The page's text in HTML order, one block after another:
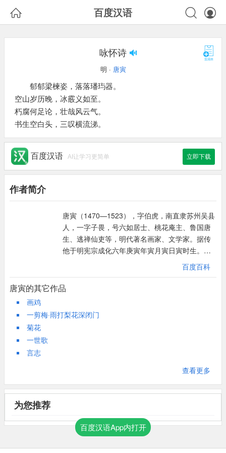
 百度汉语 

咏怀诗
明 · 唐寅
郁郁梁楝姿，落落璠玙器。
空山岁历晚，冰霰义如至。
朽腐何足论，壮哉风云气。
书生空白头，三叹横流涕。
百度汉语 AI让学习更简单 立即下载
作者简介
唐寅（1470—1523），字伯虎，南直隶苏州吴县
人，一字子畏，号六如居士、桃花庵主、鲁国唐
生、逃禅仙吏等，明代著名画家、文学家。据传
他于明宪宗成化六年庚寅年寅月寅日寅时生。唐
伯虎玩世不恭而又才气横溢，诗文擅名，与祝允
明、文征明、徐祯卿并称“江南四大才子（吴门四
才子）”，画名更著，与沈周、文征明、仇英并
百度百科
唐寅的其它作品
画鸡
一剪梅·雨打梨花深闭门
菊花
一世歌
言志
查看更多
为您推荐
百度汉语App内打开